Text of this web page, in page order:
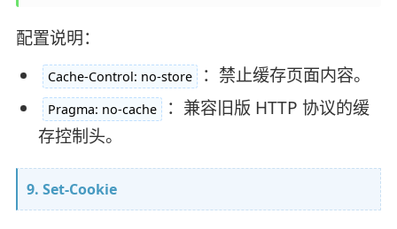
配置说明：
Cache-Control: no-store ：禁止缓存页面内容。
Pragma: no-cache
：兼容旧版 HTTP 协议的缓
存控制头。
9. Set-Cookie